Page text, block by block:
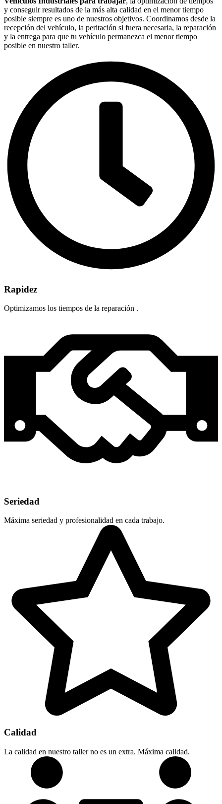
y conseguir resultados de la más alta calidad en el menor tiempo
posible siempre es uno de nuestros objetivos. Coordinamos desde la
recepción del vehículo, la peritación si fuera necesaria, la reparación
y la entrega para que tu vehículo permanezca el menor tiempo
posible en nuestro taller.
Rapidez
Optimizamos los tiempos de la reparación .
Seriedad
Máxima seriedad y profesionalidad en cada trabajo.
Calidad
La calidad en nuestro taller no es un extra. Máxima calidad.